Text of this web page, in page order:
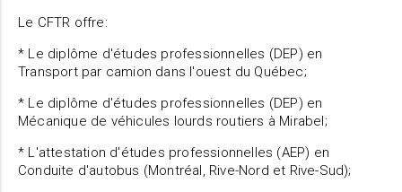
Le CFTR offre:
* Le diplôme d'études professionnelles (DEP) en
Transport par camion dans l'ouest du Québec;
* Le diplôme d'études professionnelles (DEP) en
Mécanique de véhicules lourds routiers à Mirabel;
* L'attestation d'études professionnelles (AEP) en
Conduite d'autobus (Montréal, Rive-Nord et Rive-Sud);